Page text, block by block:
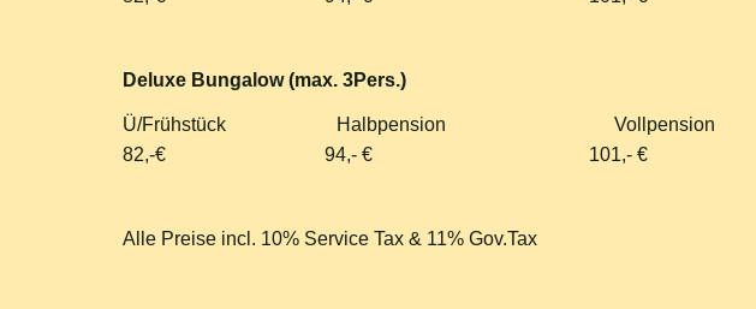
Deluxe Bungalow (max. 3Pers.)
Ü/Frühstück Halbpension Vollpension
82,-€ 94,- € 101,- €
Alle Preise incl. 10% Service Tax & 11% Gov.Tax